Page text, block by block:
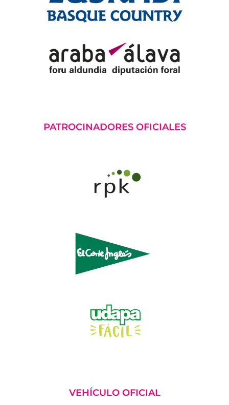
PATROCINADORES OFICIALES
VEHÍCULO OFICIAL